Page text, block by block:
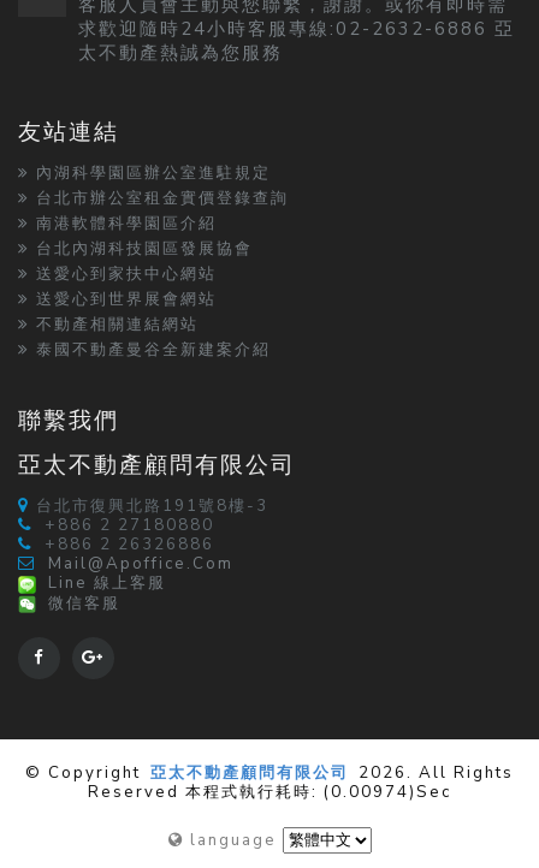
客服人員會主動與您聯繫，謝謝。或你有即時需
求歡迎隨時24小時客服專線:02-2632-6886 亞
太不動產熱誠為您服務
友站連結
內湖科學園區辦公室進駐規定
台北市辦公室租金實價登錄查詢
南港軟體科學園區介紹
台北內湖科技園區發展協會
送愛心到家扶中心網站
送愛心到世界展會網站
不動產相關連結網站
泰國不動產曼谷全新建案介紹
聯繫我們
亞太不動產顧問有限公司
台北市復興北路191號8樓-3
+886 2 27180880
+886 2 26326886
Mail@apoffice.com
Line 線上客服
微信客服
© Copyright 亞太不動產顧問有限公司
2026. All Rights
Reserved 本程式執行耗時: (0.00974)sec
language